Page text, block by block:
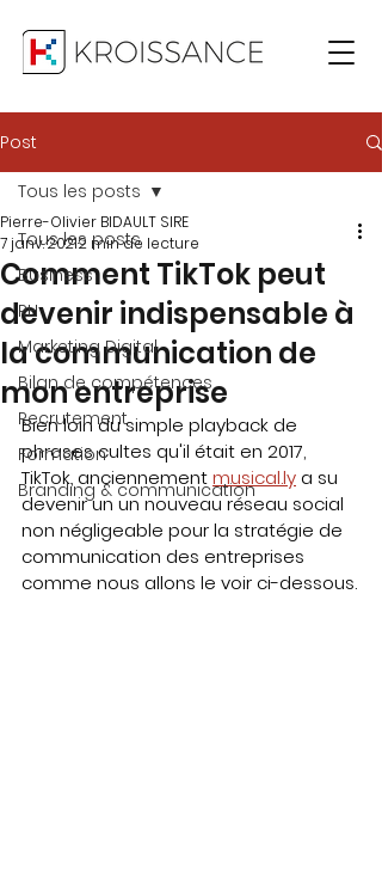
Post
Tous les posts
Business
RH
Marketing Digital
Bilan de compétences
Recrutement
Formation
Branding & communication
Tous les posts
Comment TikTok peut
devenir indispensable à
la communication de
mon entreprise
Pierre-Olivier BIDAULT SIRE
7 janv. 20212 min de lecture
Bien loin du simple playback de
phrases cultes qu'il était en 2017,
TikTok, anciennement musical.ly a su
devenir un un nouveau réseau social
non négligeable pour la stratégie de
communication des entreprises
comme nous allons le voir ci-dessous.